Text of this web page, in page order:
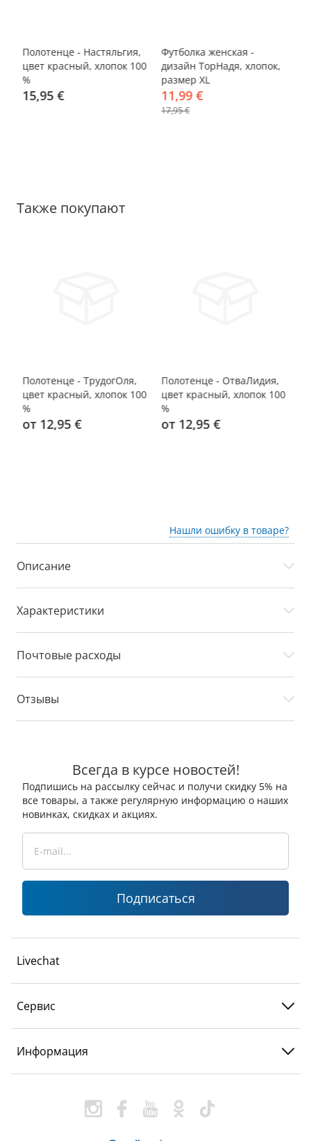
Полотенце - Настяльгия,
цвет красный, хлопок 100
%
15,95 €
-33%
Футболка женская -
дизайн ТорНадя, хлопок,
размер XL
11,99 €
17,95 €
Также покупают
Полотенце - ТрудогОля,
цвет красный, хлопок 100
%
от 12,95 €
Полотенце - ОтваЛидия,
цвет красный, хлопок 100
%
от 12,95 €
Нашли ошибку в товаре?
Описание
Характеристики
Почтовые расходы
Отзывы
Всегда в курсе новостей!
Подпишись на рассылку сейчас и получи скидку 5% на
все товары, а также регулярную информацию о наших
новинках, скидках и акциях.
Подписаться
Livechat
Сервис
Информация